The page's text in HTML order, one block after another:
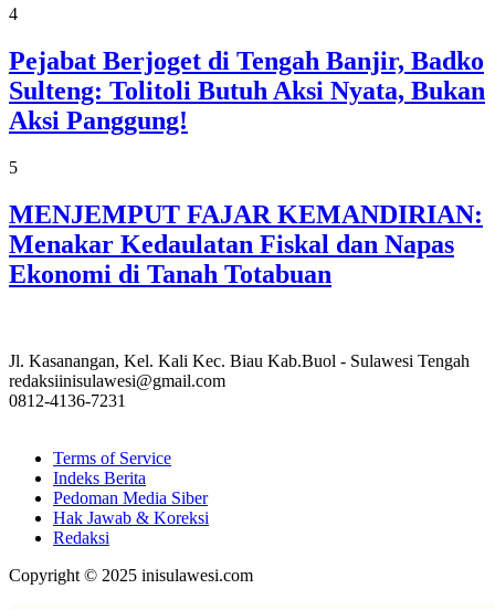
4
Pejabat Berjoget di Tengah Banjir, Badko
Sulteng: Tolitoli Butuh Aksi Nyata, Bukan
Aksi Panggung!
5
MENJEMPUT FAJAR KEMANDIRIAN:
Menakar Kedaulatan Fiskal dan Napas
Ekonomi di Tanah Totabuan
Jl. Kasanangan, Kel. Kali Kec. Biau Kab.Buol - Sulawesi Tengah
redaksiinisulawesi@gmail.com
0812-4136-7231
Terms of Service
Indeks Berita
Pedoman Media Siber
Hak Jawab & Koreksi
Redaksi
Copyright © 2025 inisulawesi.com